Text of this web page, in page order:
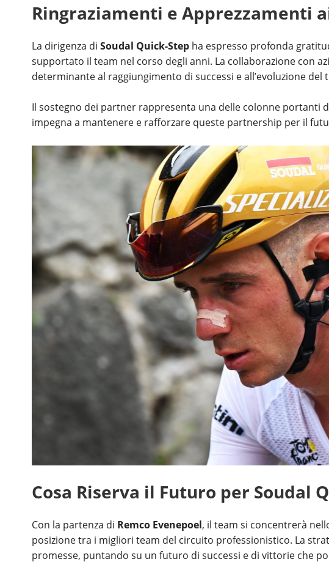
Ringraziamenti e Apprezzamenti
La dirigenza di Soudal Quick-Step ha espresso profonda
supportato il team nel corso degli anni. La collaborazione con
determinante al raggiungimento di successi e all’evoluzione del
Il sostegno dei partner rappresenta una delle colonne portanti
impegna a mantenere e rafforzare queste partnership per il
Cosa Riserva il Futuro per Soudal
Con la partenza di Remco Evenepoel, il team si concentrerà
posizione tra i migliori team del circuito professionistico. La
promesse, puntando su un futuro di successi e di vittorie che